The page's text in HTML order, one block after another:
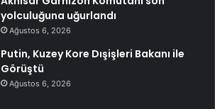
yolculuğuna uğurlandı
Ağustos 6, 2026
Putin, Kuzey Kore Dışişleri Bakanı ile
Görüştü
Ağustos 6, 2026